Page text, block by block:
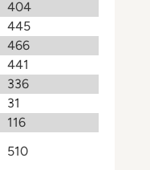
404
445
466
441
336
31
116
510